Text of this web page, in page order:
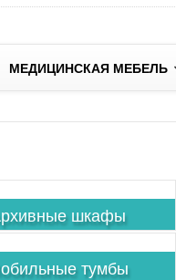
МЕДИЦИНСКАЯ МЕБЕЛЬ
шкафы
тумбы